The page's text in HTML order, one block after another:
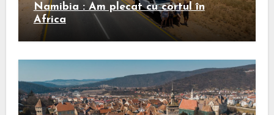
Namibia : Am plecat cu cortul în
Africa